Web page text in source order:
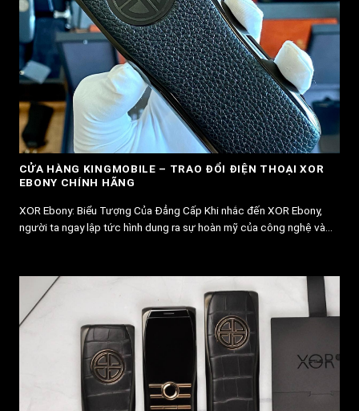
CỬA HÀNG KINGMOBILE – TRAO ĐỔI ĐIỆN THOẠI XOR
EBONY CHÍNH HÃNG
XOR Ebony: Biểu Tượng Của Đẳng Cấp Khi nhắc đến XOR Ebony,
người ta ngay lập tức hình dung ra sự hoàn mỹ của công nghệ và...